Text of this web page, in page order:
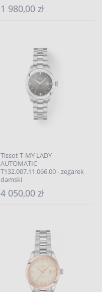
1 980,00 zł
Tissot T-MY LADY
AUTOMATIC
T132.007.11.066.00 - zegarek
damski
4 050,00 zł